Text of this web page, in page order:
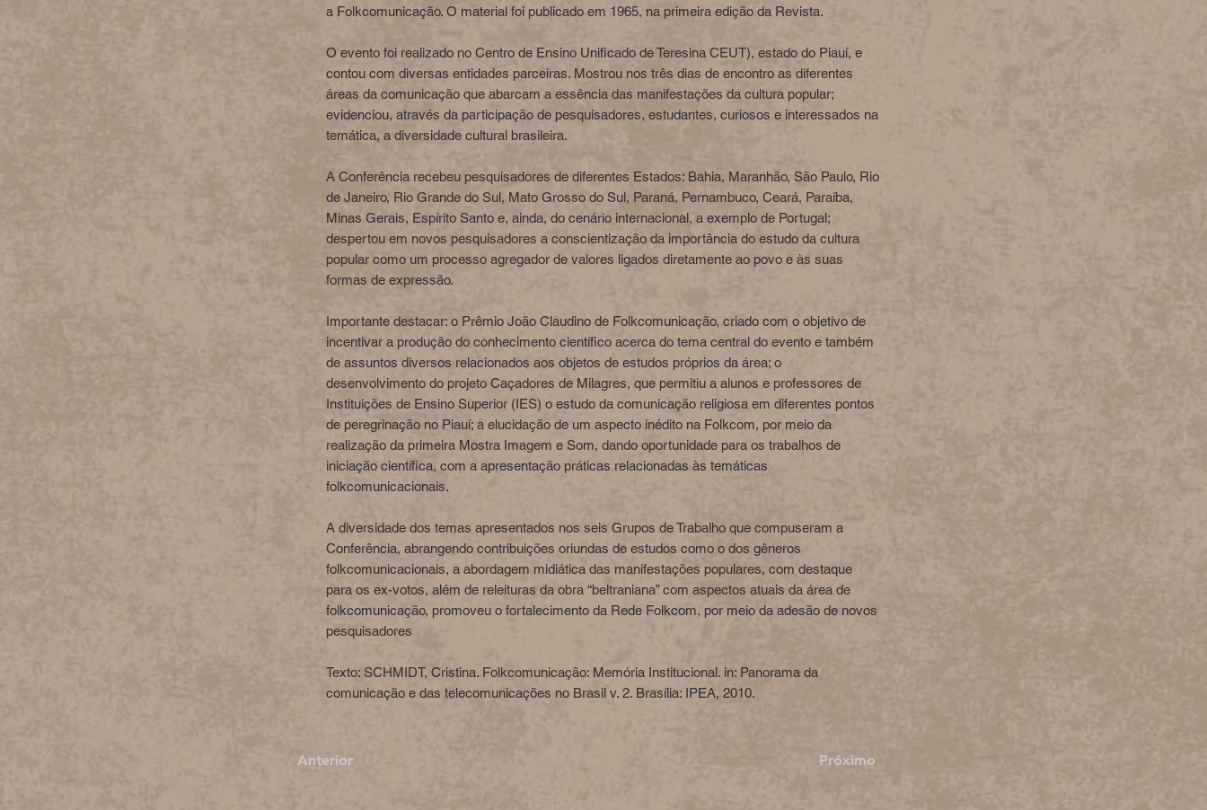
a Folkcomunicação. O material foi publicado em 1965, na primeira edição da Revista.
O evento foi realizado no Centro de Ensino Unificado de Teresina CEUT), estado do Piauí, e
contou com diversas entidades parceiras. Mostrou nos três dias de encontro as diferentes
áreas da comunicação que abarcam a essência das manifestações da cultura popular;
evidenciou, através da participação de pesquisadores, estudantes, curiosos e interessados na
temática, a diversidade cultural brasileira.
A Conferência recebeu pesquisadores de diferentes Estados: Bahia, Maranhão, São Paulo, Rio
de Janeiro, Rio Grande do Sul, Mato Grosso do Sul, Paraná, Pernambuco, Ceará, Paraíba,
Minas Gerais, Espírito Santo e, ainda, do cenário internacional, a exemplo de Portugal;
despertou em novos pesquisadores a conscientização da importância do estudo da cultura
popular como um processo agregador de valores ligados diretamente ao povo e às suas
formas de expressão.
Importante destacar: o Prêmio João Claudino de Folkcomunicação, criado com o objetivo de
incentivar a produção do conhecimento científico acerca do tema central do evento e também
de assuntos diversos relacionados aos objetos de estudos próprios da área; o
desenvolvimento do projeto Caçadores de Milagres, que permitiu a alunos e professores de
Instituições de Ensino Superior (IES) o estudo da comunicação religiosa em diferentes pontos
de peregrinação no Piauí; a elucidação de um aspecto inédito na Folkcom, por meio da
realização da primeira Mostra Imagem e Som, dando oportunidade para os trabalhos de
iniciação científica, com a apresentação práticas relacionadas às temáticas
folkcomunicacionais.
A diversidade dos temas apresentados nos seis Grupos de Trabalho que compuseram a
Conferência, abrangendo contribuições oriundas de estudos como o dos gêneros
folkcomunicacionais, a abordagem midiática das manifestações populares, com destaque
para os ex-votos, além de releituras da obra “beltraniana” com aspectos atuais da área de
folkcomunicação, promoveu o fortalecimento da Rede Folkcom, por meio da adesão de novos
pesquisadores
Texto: SCHMIDT, Cristina. Folkcomunicação: Memória Institucional. in: Panorama da
comunicação e das telecomunicações no Brasil v. 2. Brasília: IPEA, 2010.
Anterior Próximo